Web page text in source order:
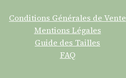
Conditions Générales de Vente
Mentions Légales
Guide des Tailles
FAQ